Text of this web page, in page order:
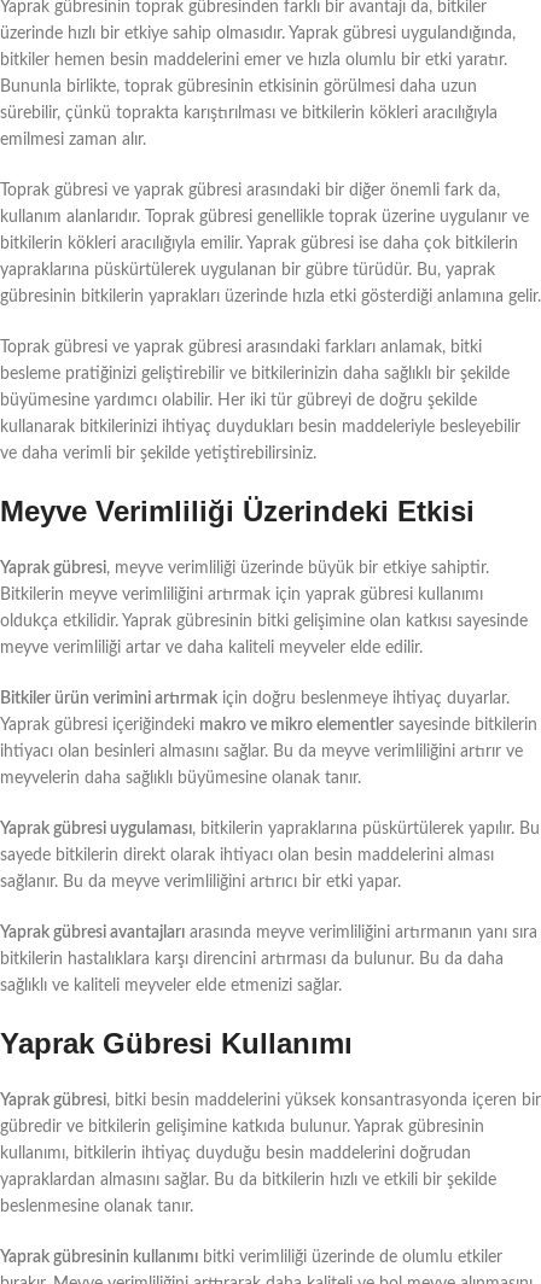
Yaprak gübresinin toprak gübresinden farklı bir avantajı da, bitkiler
üzerinde hızlı bir etkiye sahip olmasıdır. Yaprak gübresi uygulandığında,
bitkiler hemen besin maddelerini emer ve hızla olumlu bir etki yaratır.
Bununla birlikte, toprak gübresinin etkisinin görülmesi daha uzun
sürebilir, çünkü toprakta karıştırılması ve bitkilerin kökleri aracılığıyla
emilmesi zaman alır.
Toprak gübresi ve yaprak gübresi arasındaki bir diğer önemli fark da,
kullanım alanlarıdır. Toprak gübresi genellikle toprak üzerine uygulanır ve
bitkilerin kökleri aracılığıyla emilir. Yaprak gübresi ise daha çok bitkilerin
yapraklarına püskürtülerek uygulanan bir gübre türüdür. Bu, yaprak
gübresinin bitkilerin yaprakları üzerinde hızla etki gösterdiği anlamına gelir.
Toprak gübresi ve yaprak gübresi arasındaki farkları anlamak, bitki
besleme pratiğinizi geliştirebilir ve bitkilerinizin daha sağlıklı bir şekilde
büyümesine yardımcı olabilir. Her iki tür gübreyi de doğru şekilde
kullanarak bitkilerinizi ihtiyaç duydukları besin maddeleriyle besleyebilir
ve daha verimli bir şekilde yetiştirebilirsiniz.
Meyve Verimliliği Üzerindeki Etkisi
Yaprak gübresi, meyve verimliliği üzerinde büyük bir etkiye sahiptir.
Bitkilerin meyve verimliliğini artırmak için yaprak gübresi kullanımı
oldukça etkilidir. Yaprak gübresinin bitki gelişimine olan katkısı sayesinde
meyve verimliliği artar ve daha kaliteli meyveler elde edilir.
Bitkiler ürün verimini artırmak için doğru beslenmeye ihtiyaç duyarlar.
Yaprak gübresi içeriğindeki makro ve mikro elementler sayesinde bitkilerin
ihtiyacı olan besinleri almasını sağlar. Bu da meyve verimliliğini artırır ve
meyvelerin daha sağlıklı büyümesine olanak tanır.
Yaprak gübresi uygulaması, bitkilerin yapraklarına püskürtülerek yapılır. Bu
sayede bitkilerin direkt olarak ihtiyacı olan besin maddelerini alması
sağlanır. Bu da meyve verimliliğini artırıcı bir etki yapar.
Yaprak gübresi avantajları arasında meyve verimliliğini artırmanın yanı sıra
bitkilerin hastalıklara karşı direncini artırması da bulunur. Bu da daha
sağlıklı ve kaliteli meyveler elde etmenizi sağlar.
Yaprak Gübresi Kullanımı
Yaprak gübresi, bitki besin maddelerini yüksek konsantrasyonda içeren bir
gübredir ve bitkilerin gelişimine katkıda bulunur. Yaprak gübresinin
kullanımı, bitkilerin ihtiyaç duyduğu besin maddelerini doğrudan
yapraklardan almasını sağlar. Bu da bitkilerin hızlı ve etkili bir şekilde
beslenmesine olanak tanır.
Yaprak gübresinin kullanımı bitki verimliliği üzerinde de olumlu etkiler